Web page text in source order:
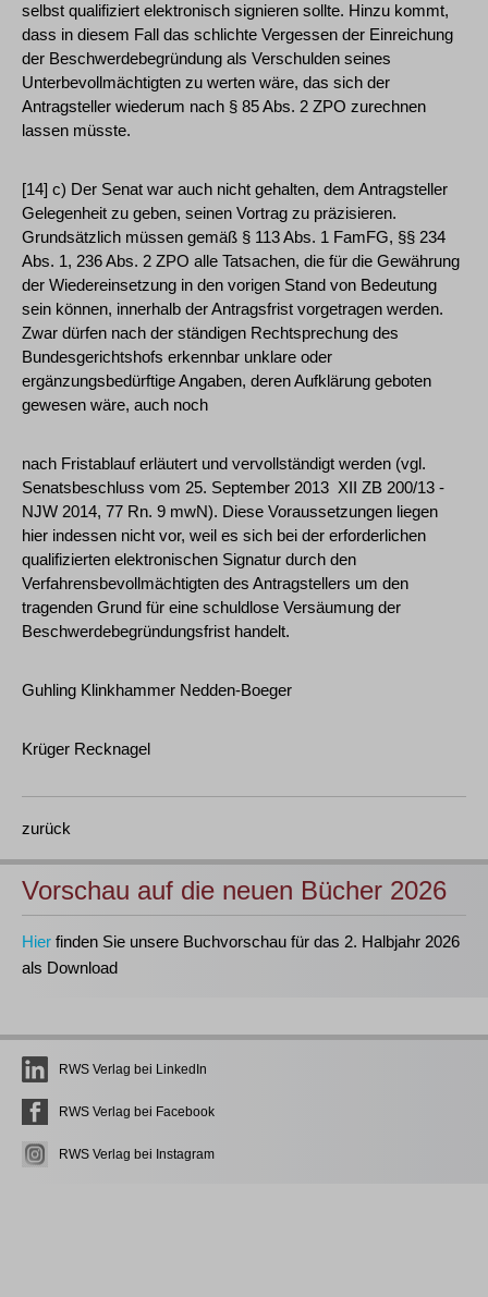
selbst qualifiziert elektronisch signieren sollte. Hinzu kommt,
dass in diesem Fall das schlichte Vergessen der Einreichung
der Beschwerdebegründung als Verschulden seines
Unterbevollmächtigten zu werten wäre, das sich der
Antragsteller wiederum nach § 85 Abs. 2 ZPO zurechnen
lassen müsste.
[14] c) Der Senat war auch nicht gehalten, dem Antragsteller
Gelegenheit zu geben, seinen Vortrag zu präzisieren.
Grundsätzlich müssen gemäß § 113 Abs. 1 FamFG, §§ 234
Abs. 1, 236 Abs. 2 ZPO alle Tatsachen, die für die Gewährung
der Wiedereinsetzung in den vorigen Stand von Bedeutung
sein können, innerhalb der Antragsfrist vorgetragen werden.
Zwar dürfen nach der ständigen Rechtsprechung des
Bundesgerichtshofs erkennbar unklare oder
ergänzungsbedürftige Angaben, deren Aufklärung geboten
gewesen wäre, auch noch
nach Fristablauf erläutert und vervollständigt werden (vgl.
Senatsbeschluss vom 25. September 2013 ­ XII ZB 200/13 ­
NJW 2014, 77 Rn. 9 mwN). Diese Voraussetzungen liegen
hier indessen nicht vor, weil es sich bei der erforderlichen
qualifizierten elektronischen Signatur durch den
Verfahrensbevollmächtigten des Antragstellers um den
tragenden Grund für eine schuldlose Versäumung der
Beschwerdebegründungsfrist handelt.
Guhling Klinkhammer Nedden-Boeger
Krüger Recknagel
zurück
Vorschau auf die neuen Bücher 2026
Hier finden Sie unsere Buchvorschau für das 2. Halbjahr 2026
als Download
RWS Verlag bei LinkedIn
RWS Verlag bei Facebook
RWS Verlag bei Instagram